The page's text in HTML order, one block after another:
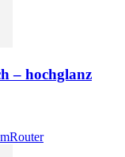
– hochglanz
Router